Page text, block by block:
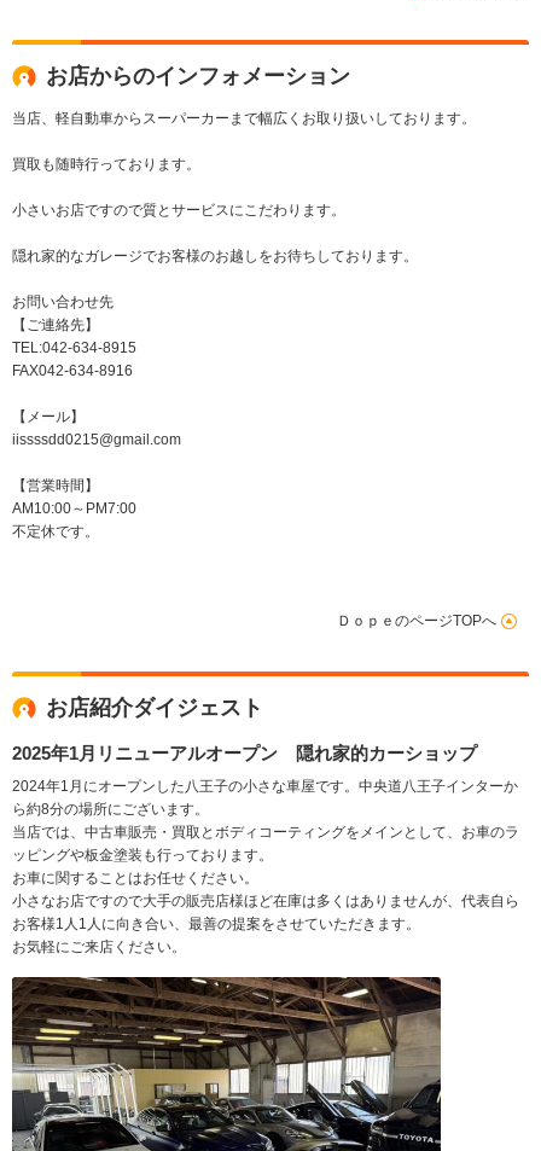
お店からのインフォメーション
当店、軽自動車からスーパーカーまで幅広くお取り扱いしております。
買取も随時行っております。
小さいお店ですので質とサービスにこだわります。
隠れ家的なガレージでお客様のお越しをお待ちしております。
お問い合わせ先
【ご連絡先】
TEL:042-634-8915
FAX042-634-8916
【メール】
iissssdd0215@gmail.com
【営業時間】
AM10:00～PM7:00
不定休です。
ＤｏｐｅのページTOPへ
お店紹介ダイジェスト
2025年1月リニューアルオープン 隠れ家的カーショップ
2024年1月にオープンした八王子の小さな車屋です。中央道八王子インターか
ら約8分の場所にございます。
当店では、中古車販売・買取とボディコーティングをメインとして、お車のラ
ッピングや板金塗装も行っております。
お車に関することはお任せください。
小さなお店ですので大手の販売店様ほど在庫は多くはありませんが、代表自ら
お客様1人1人に向き合い、最善の提案をさせていただきます。
お気軽にご来店ください。